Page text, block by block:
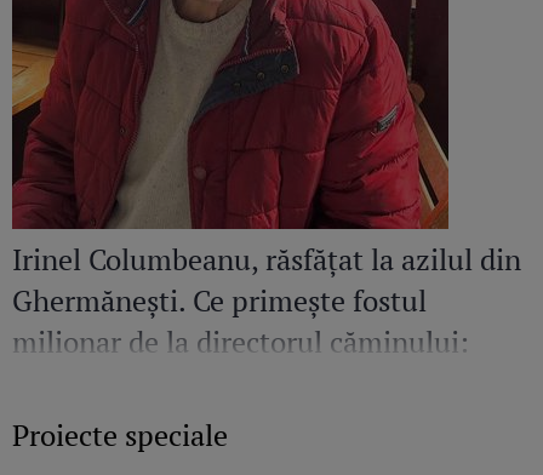
Irinel Columbeanu, răsfățat la azilul din
Ghermănești. Ce primește fostul
milionar de la directorul căminului:
Proiecte speciale